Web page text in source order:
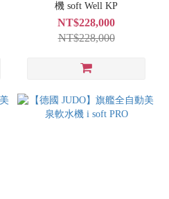
機 soft Well KP
NT$228,000
NT$228,000